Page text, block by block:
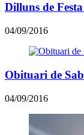
Dilluns de
04/09/2016
Obituari de
04/09/2016